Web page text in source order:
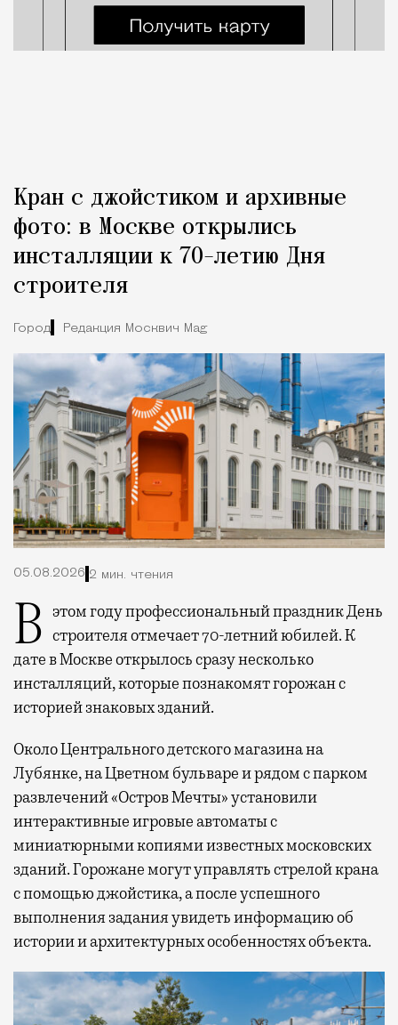
Кран с джойстиком и архивные
фото: в Москве открылись
инсталляции к 70-летию Дня
строителя
Город Редакция Москвич Mag
05.08.2026 2 мин. чтения
В этом году профессиональный праздник День строителя отмечает 70-летний юбилей. К
дате в Москве открылось сразу несколько
инсталляций, которые познакомят горожан с
историей знаковых зданий.
Около Центрального детского магазина на
Лубянке, на Цветном бульваре и рядом с парком
развлечений «Остров Мечты» установили
интерактивные игровые автоматы с
миниатюрными копиями известных московских
зданий. Горожане могут управлять стрелой крана
с помощью джойстика, а после успешного
выполнения задания увидеть информацию об
истории и архитектурных особенностях объекта.